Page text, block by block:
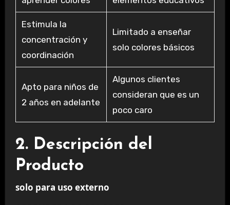
Estimula la
concentración y
coordinación
Limitado a enseñar
solo colores básicos
Apto para niños de
2 años en adelante
Algunos clientes
consideran que es un
poco caro
2. Descripción del
Producto
solo para uso externo